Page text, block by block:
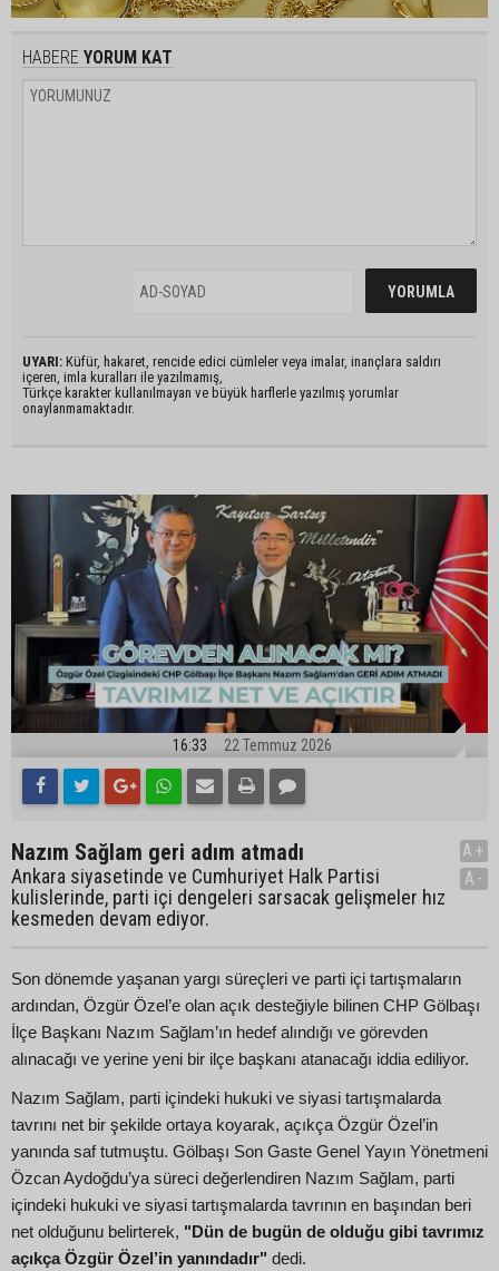
HABERE YORUM KAT
UYARI: Küfür, hakaret, rencide edici cümleler veya imalar, inançlara saldırı
içeren, imla kuralları ile yazılmamış,
Türkçe karakter kullanılmayan ve büyük harflerle yazılmış yorumlar
onaylanmamaktadır.
16:33 22 Temmuz 2026
Nazım Sağlam geri adım atmadı
Ankara siyasetinde ve Cumhuriyet Halk Partisi
kulislerinde, parti içi dengeleri sarsacak gelişmeler hız
kesmeden devam ediyor.
A+
A-
Son dönemde yaşanan yargı süreçleri ve parti içi tartışmaların
ardından, Özgür Özel’e olan açık desteğiyle bilinen CHP Gölbaşı
İlçe Başkanı Nazım Sağlam’ın hedef alındığı ve görevden
alınacağı ve yerine yeni bir ilçe başkanı atanacağı iddia ediliyor.
Nazım Sağlam, parti içindeki hukuki ve siyasi tartışmalarda
tavrını net bir şekilde ortaya koyarak, açıkça Özgür Özel’in
yanında saf tutmuştu. Gölbaşı Son Gaste Genel Yayın Yönetmeni
Özcan Aydoğdu’ya süreci değerlendiren Nazım Sağlam, parti
içindeki hukuki ve siyasi tartışmalarda tavrının en başından beri
net olduğunu belirterek, "Dün de bugün de olduğu gibi tavrımız
açıkça Özgür Özel’in yanındadır" dedi.